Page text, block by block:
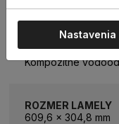
KATEGÓRIA
Kompozitné
ROZMER LAMELY
609,6 x 304,8 mm
Nastavenia